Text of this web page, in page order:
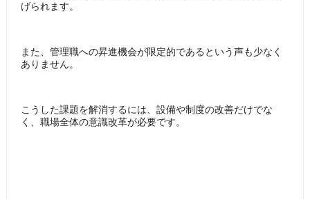
げられます。
また、管理職への昇進機会が限定的であるという声も少なく
ありません。
こうした課題を解消するには、設備や制度の改善だけでな
く、職場全体の意識改革が必要です。